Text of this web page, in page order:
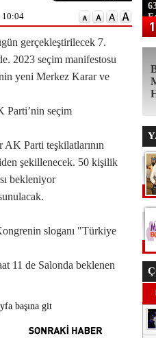
10:04
gerçekleştirilecek 7.
2023 seçim manifestosu
yeni Merkez Karar ve
Parti’nin seçim
Parti teşkilatlarının
şekillenecek. 50 kişilik
bekleniyor
sloganı "Türkiye
11 de Salonda beklenen
başına git